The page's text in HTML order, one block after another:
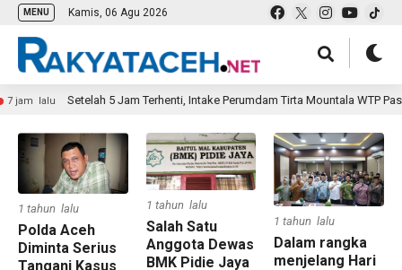
MENU Kamis, 06 Agu 2026
jam lalu Setelah 5 Jam Terhenti, Intake Perumdam Tirta Mountala WTP Pasi
1 tahun lalu
Polda Aceh
Diminta Serius
Tangani Kasus
1 tahun lalu
Salah Satu
Anggota Dewas
BMK Pidie Jaya
1 tahun lalu
Dalam rangka
menjelang Hari